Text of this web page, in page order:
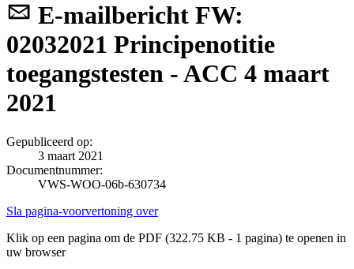
E-mailbericht FW:
02032021 Principenotitie
toegangstesten - ACC 4 maart
2021
Gepubliceerd op:
3 maart 2021
Documentnummer:
VWS-WOO-06b-630734
Sla pagina-voorvertoning over
Klik op een pagina om de PDF (322.75 KB - 1 pagina) te openen in
uw browser